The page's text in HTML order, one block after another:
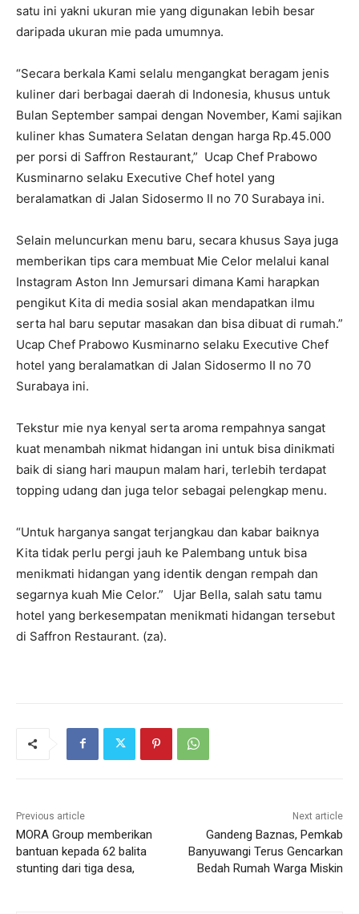
satu ini yakni ukuran mie yang digunakan lebih besar
daripada ukuran mie pada umumnya.
“Secara berkala Kami selalu mengangkat beragam jenis
kuliner dari berbagai daerah di Indonesia, khusus untuk
Bulan September sampai dengan November, Kami sajikan
kuliner khas Sumatera Selatan dengan harga Rp.45.000
per porsi di Saffron Restaurant,” Ucap Chef Prabowo
Kusminarno selaku Executive Chef hotel yang
beralamatkan di Jalan Sidosermo II no 70 Surabaya ini.
Selain meluncurkan menu baru, secara khusus Saya juga
memberikan tips cara membuat Mie Celor melalui kanal
Instagram Aston Inn Jemursari dimana Kami harapkan
pengikut Kita di media sosial akan mendapatkan ilmu
serta hal baru seputar masakan dan bisa dibuat di rumah.”
Ucap Chef Prabowo Kusminarno selaku Executive Chef
hotel yang beralamatkan di Jalan Sidosermo II no 70
Surabaya ini.
Tekstur mie nya kenyal serta aroma rempahnya sangat
kuat menambah nikmat hidangan ini untuk bisa dinikmati
baik di siang hari maupun malam hari, terlebih terdapat
topping udang dan juga telor sebagai pelengkap menu.
“Untuk harganya sangat terjangkau dan kabar baiknya
Kita tidak perlu pergi jauh ke Palembang untuk bisa
menikmati hidangan yang identik dengan rempah dan
segarnya kuah Mie Celor.” Ujar Bella, salah satu tamu
hotel yang berkesempatan menikmati hidangan tersebut
di Saffron Restaurant. (za).
Previous article
MORA Group memberikan
bantuan kepada 62 balita
stunting dari tiga desa,
Next article
Gandeng Baznas, Pemkab
Banyuwangi Terus Gencarkan
Bedah Rumah Warga Miskin